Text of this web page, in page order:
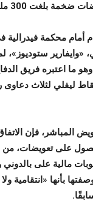
بلغت 300 مليون دولار.
محكمة فيدرالية
«وايفارير
ما اعتبره فريق
ليفلي لثلاث دعاوى
المباشر، فإن
على تعويضات،
مالية على بالدوني
بأنها «انتقامية